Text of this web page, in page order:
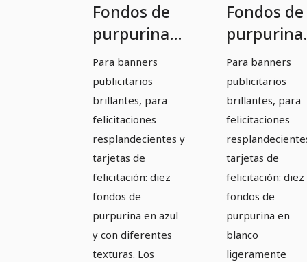
Fondos de
purpurina
en azul
Para banners
publicitarios
brillantes, para
felicitaciones
resplandecientes y
tarjetas de
felicitación: diez
fondos de
purpurina en azul
y con diferentes
texturas. Los
Fondos de
purpurina
en blanco
azulado
Para banners
publicitarios
brillantes, para
felicitaciones
tarjetas de
felicitación: diez
fondos de
purpurina en
blanco
ligeramente